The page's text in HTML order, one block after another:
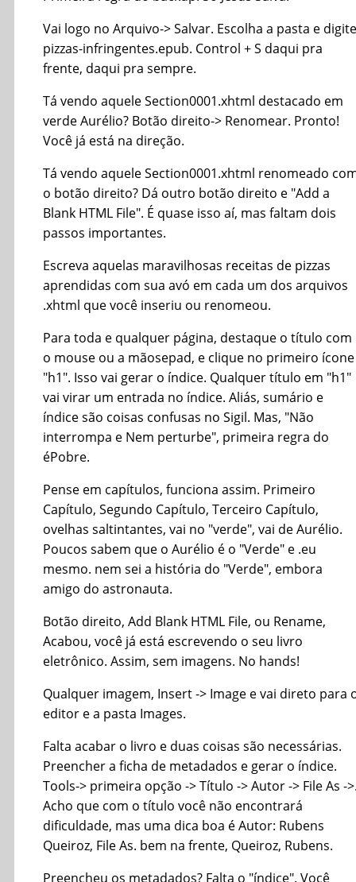
Vai logo no Arquivo-> Salvar. Escolha a pasta e digite
pizzas-infringentes.epub. Control + S daqui pra
frente, daqui pra sempre.
Tá vendo aquele Section0001.xhtml destacado em
verde Aurélio? Botão direito-> Renomear. Pronto!
Você já está na direção.
Tá vendo aquele Section0001.xhtml renomeado
o botão direito? Dá outro botão direito e "Add a
Blank HTML File". É quase isso aí, mas faltam dois
passos importantes.
Escreva aquelas maravilhosas receitas de pizzas
aprendidas com sua avó em cada um dos arquivos
.xhtml que você inseriu ou renomeou.
Para toda e qualquer página, destaque o título com
o mouse ou a mãosepad, e clique no primeiro ícone
"h1". Isso vai gerar o índice. Qualquer título em "h1"
vai virar um entrada no índice. Aliás, sumário e
índice são coisas confusas no Sigil. Mas, "Não
interrompa e Nem perturbe", primeira regra do
éPobre.
Pense em capítulos, funciona assim. Primeiro
Capítulo, Segundo Capítulo, Terceiro Capítulo,
ovelhas saltintantes, vai no "verde", vai de Aurélio.
Poucos sabem que o Aurélio é o "Verde" e .eu
mesmo. nem sei a história do "Verde", embora
amigo do astronauta.
Botão direito, Add Blank HTML File, ou Rename,
Acabou, você já está escrevendo o seu livro
eletrônico. Assim, sem imagens. No hands!
Qualquer imagem, Insert -> Image e vai direto para
editor e a pasta Images.
Falta acabar o livro e duas coisas são necessárias.
Preencher a ficha de metadados e gerar o índice.
Tools-> primeira opção -> Título -> Autor -> File As -
Acho que com o título você não encontrará
dificuldade, mas uma dica boa é Autor: Rubens
Queiroz, File As. bem na frente, Queiroz, Rubens.
Preencheu os metadados? Falta o "índice". Você